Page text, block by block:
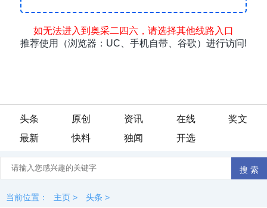
头条 原创 资讯 在线
奖文
最新
快料 独闻 开选
当前位置： 主页 > 头条 >